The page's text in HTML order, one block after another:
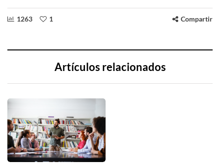
1263 1 Compartir
Artículos relacionados